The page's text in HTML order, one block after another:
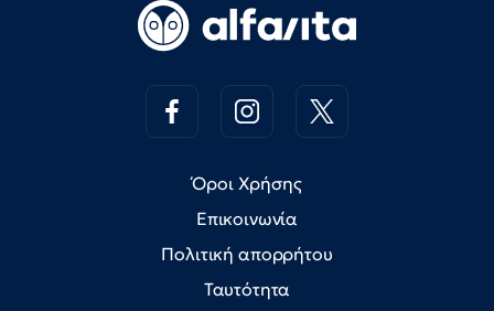
Όροι Χρήσης
Επικοινωνία
Πολιτική απορρήτου
Ταυτότητα